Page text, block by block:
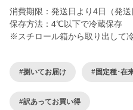
消費期限：発送日より4日（発送
保存方法：4℃以下で冷蔵保存
※スチロール箱から取り出して
#捌いてお届け #固定種･在
#訳あってお買い得